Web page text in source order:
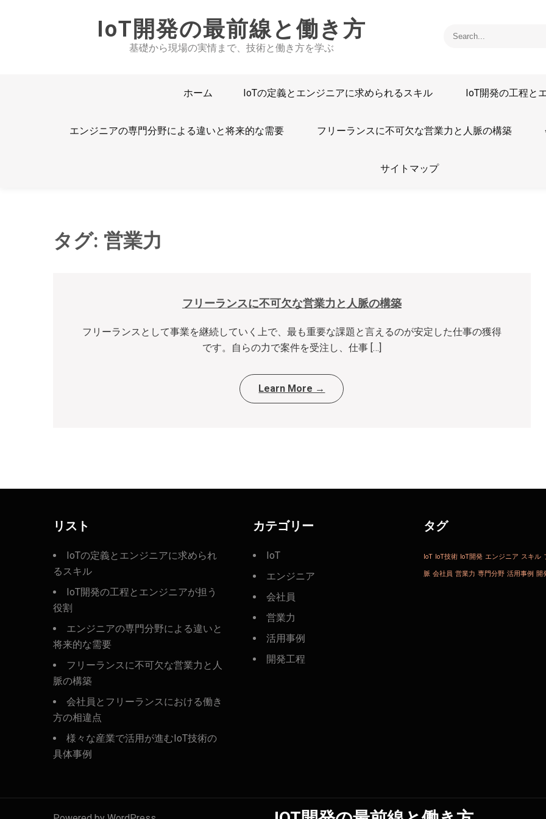
IoT開発の最前線と働き方
基礎から現場の実情まで、技術と働き方を学ぶ
ホーム IoTの定義とエンジニアに求められるスキル IoT開発の工程と
エンジニアの専門分野による違いと将来的な需要 フリーランスに不可欠な営業力と人脈の構築
サイトマップ
タグ: 営業力
フリーランスに不可欠な営業力と人脈の構築
フリーランスとして事業を継続していく上で、最も重要な課題と言えるのが安定した仕事の獲得
です。自らの力で案件を受注し、仕事 […]
Learn More →
リスト
IoTの定義とエンジニアに求められ
るスキル
IoT開発の工程とエンジニアが担う
役割
エンジニアの専門分野による違いと
将来的な需要
フリーランスに不可欠な営業力と人
脈の構築
会社員とフリーランスにおける働き
方の相違点
様々な産業で活用が進むIoT技術の
具体事例
カテゴリー
IoT
エンジニア
会社員
営業力
活用事例
開発工程
タグ
IoT IoT技術 IoT開発 エンジニア スキル
脈 会社員 営業力 専門分野 活用事例 開